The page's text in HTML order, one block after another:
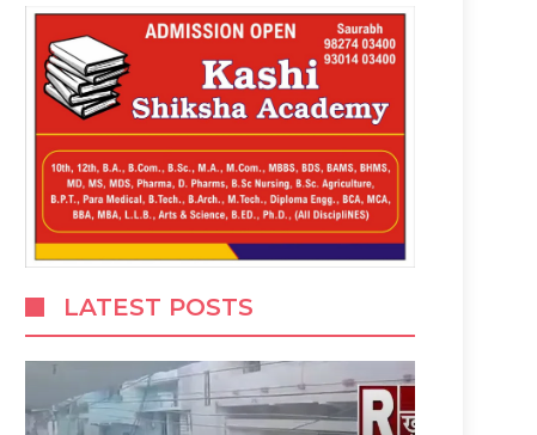
LATEST POSTS